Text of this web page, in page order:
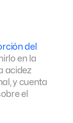
del
en la
acidez
y cuenta
el